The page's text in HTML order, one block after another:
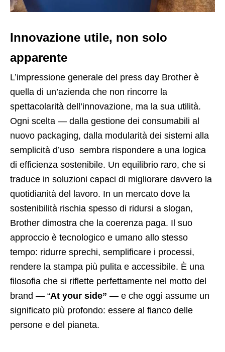
Innovazione utile, non solo
apparente
L’impressione generale del press day Brother è
quella di un’azienda che non rincorre la
spettacolarità dell’innovazione, ma la sua utilità.
Ogni scelta — dalla gestione dei consumabili al
nuovo packaging, dalla modularità dei sistemi alla
semplicità d’uso sembra rispondere a una logica
di efficienza sostenibile. Un equilibrio raro, che si
traduce in soluzioni capaci di migliorare davvero la
quotidianità del lavoro. In un mercato dove la
sostenibilità rischia spesso di ridursi a slogan,
Brother dimostra che la coerenza paga. Il suo
approccio è tecnologico e umano allo stesso
tempo: ridurre sprechi, semplificare i processi,
rendere la stampa più pulita e accessibile. È una
filosofia che si riflette perfettamente nel motto del
brand — “At your side” — e che oggi assume un
significato più profondo: essere al fianco delle
persone e del pianeta.